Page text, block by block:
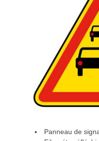
Panneau de